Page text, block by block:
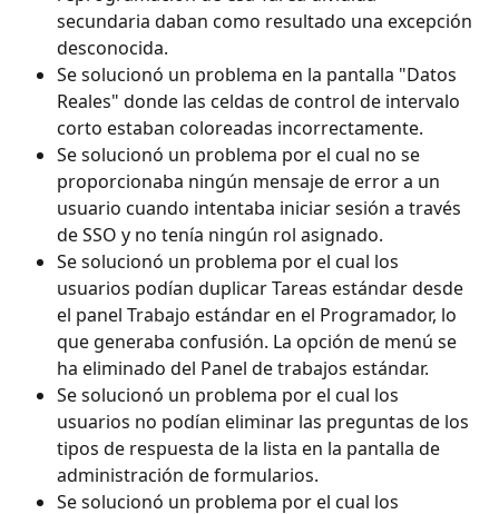
secundaria daban como resultado una excepción
desconocida.
Se solucionó un problema en la pantalla "Datos
Reales" donde las celdas de control de intervalo
corto estaban coloreadas incorrectamente.
Se solucionó un problema por el cual no se
proporcionaba ningún mensaje de error a un
usuario cuando intentaba iniciar sesión a través
de SSO y no tenía ningún rol asignado.
Se solucionó un problema por el cual los
usuarios podían duplicar Tareas estándar desde
el panel Trabajo estándar en el Programador, lo
que generaba confusión. La opción de menú se
ha eliminado del Panel de trabajos estándar.
Se solucionó un problema por el cual los
usuarios no podían eliminar las preguntas de los
tipos de respuesta de la lista en la pantalla de
administración de formularios.
Se solucionó un problema por el cual los